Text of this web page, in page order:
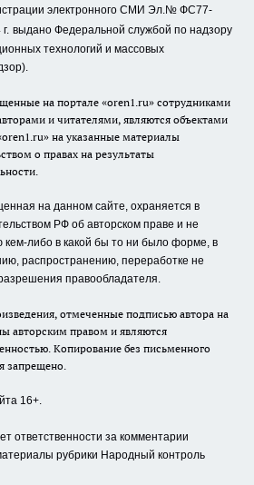
электронного СМИ Эл.№ ФС77-
выдано Федеральной службой по надзору
технологий и массовых
на портале «oren1.ru» сотрудниками
и читателями, являются объектами
на указанные материалы
о правах на результаты
на данном сайте, охраняется в
РФ об авторском праве и не
кем-либо в какой бы то ни было форме, в
распространению, переработке не
правообладателя.
отмеченные подписью автора на
авторским правом и являются
Копирование без письменного
запрещено.
16+.
ответственности за комментарии
рубрики Народный контроль